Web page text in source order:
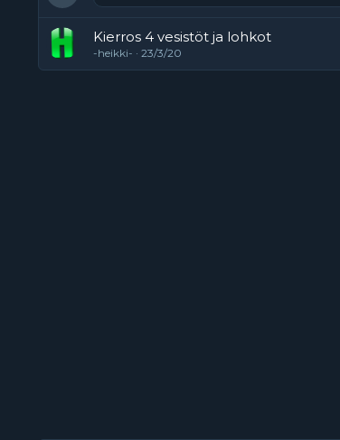
Kierros 4 vesistöt ja lohkot
-heikki- 23/3/20